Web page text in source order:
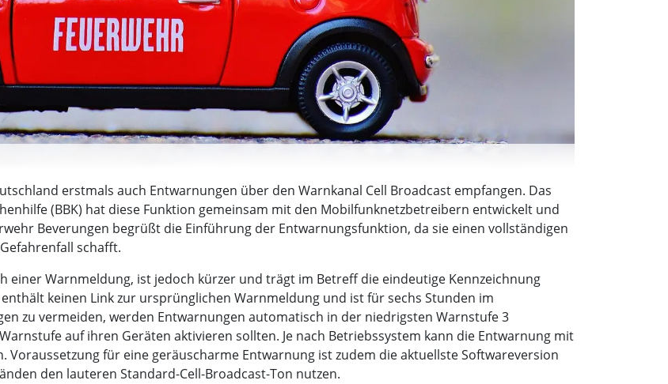
erstmals auch Entwarnungen über den Warnkanal Cell Broadcast empfangen. Das
(BBK) hat diese Funktion gemeinsam mit den Mobilfunknetzbetreibern entwickelt und
Beverungen begrüßt die Einführung der Entwarnungsfunktion, da sie einen vollständigen
schafft.
einer Warnmeldung, ist jedoch kürzer und trägt im Betreff die eindeutige Kennzeichnung
enthält keinen Link zur ursprünglichen Warnmeldung und ist für sechs Stunden im
zu vermeiden, werden Entwarnungen automatisch in der niedrigsten Warnstufe 3
auf ihren Geräten aktivieren sollten. Je nach Betriebssystem kann die Entwarnung mit
Voraussetzung für eine geräuscharme Entwarnung ist zudem die aktuellste Softwareversion
den lauteren Standard-Cell-Broadcast-Ton nutzen.